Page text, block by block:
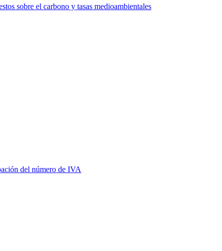
sobre el carbono y tasas medioambientales
del número de IVA